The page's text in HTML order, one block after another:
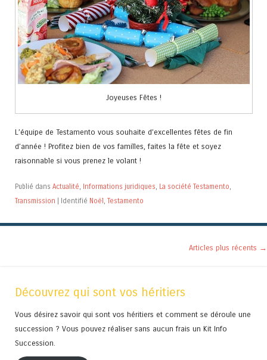
Joyeuses Fêtes !
L’équipe de Testamento vous souhaite d’excellentes fêtes de fin
d’année ! Profitez bien de vos familles, faites la fête et soyez
raisonnable si vous prenez le volant !
Publié dans Actualité, Informations juridiques, La société Testamento,
Transmission
Identifié Noël , Testamento
Articles plus récents →
Découvrez qui sont vos héritiers
Vous désirez savoir qui sont vos héritiers et comment se déroule une
succession ? Vous pouvez réaliser sans aucun frais un Kit Info
Succession.